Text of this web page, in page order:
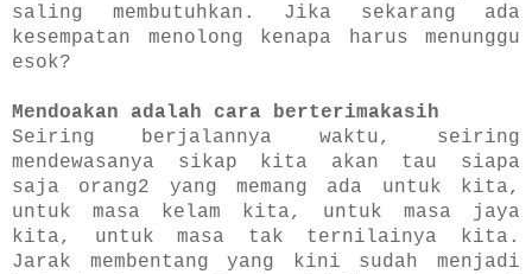
saling membutuhkan. Jika sekarang ada
kesempatan menolong kenapa harus menunggu
esok?
Mendoakan adalah cara berterimakasih
Seiring berjalannya waktu, seiring
mendewasanya sikap kita akan tau siapa
saja orang2 yang memang ada untuk kita,
untuk masa kelam kita, untuk masa jaya
kita, untuk masa tak ternilainya kita.
Jarak membentang yang kini sudah menjadi